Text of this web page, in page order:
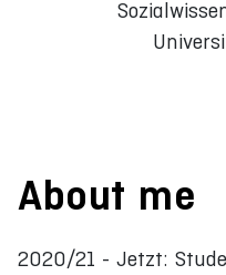
About me
2020/21 - Jetzt: